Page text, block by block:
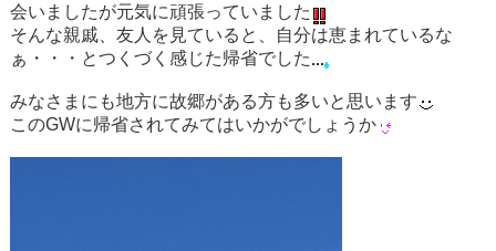
会いましたが元気に頑張っていました
そんな親戚、友人を見ていると、自分は恵まれているな
ぁ・・・とつくづく感じた帰省でした
みなさまにも地方に故郷がある方も多いと思います
このGWに帰省されてみてはいかがでしょうか